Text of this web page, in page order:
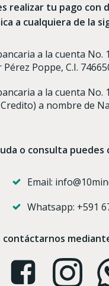
realizar tu pago con
a cualquiera de la
a la cuenta No.
Poppe, C.I.
a la cuenta No.
a nombre de
o consulta
Email:
Whatsapp: +591
contáctarnos